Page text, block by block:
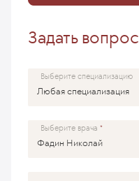
Задать вопрос
Выберите специализацию
Выберите врача